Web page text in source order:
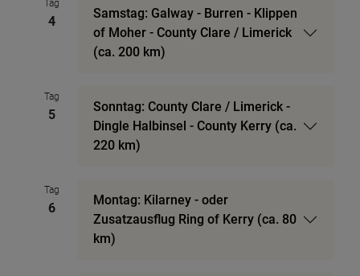
Tag
4
Samstag: Galway - Burren - Klippen
of Moher - County Clare / Limerick
(ca. 200 km)
Tag
5
Sonntag: County Clare / Limerick -
Dingle Halbinsel - County Kerry (ca.
220 km)
Tag
6
Montag: Kilarney - oder
Zusatzausflug Ring of Kerry (ca. 80
km)